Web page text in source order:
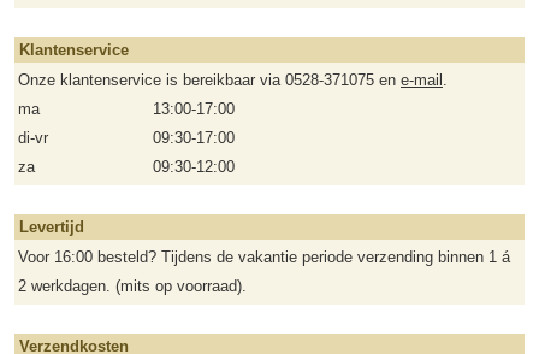
Klantenservice
Onze klantenservice is bereikbaar via 0528-371075 en e-mail .
ma
13:00-17:00
di-vr
09:30-17:00
za
09:30-12:00
Levertijd
Voor 16:00 besteld? Tijdens de vakantie periode verzending binnen 1 á
2 werkdagen. (mits op voorraad).
Verzendkosten